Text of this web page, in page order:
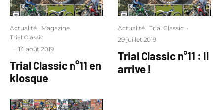
Actualité
Magazine
Trial Classic
· 14 août 2019
Trial Classic n°11 en
kiosque
Actualité Trial Classic ·
29 juillet 2019
Trial Classic n°11 : il
arrive !